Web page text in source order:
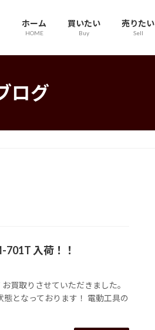
ホーム
HOME
買いたい
Buy
売りたい
Sell
ログ
入荷！！
買取りさせていただきました。
となっております！ 電動工具の